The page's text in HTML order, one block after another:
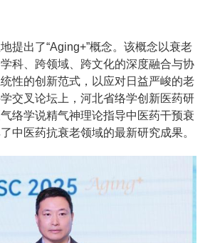
出了“Aging+”概念。该概念以衰老
科、跨领域、跨文化的深度融合与协
性的创新范式，以应对日益严峻的老
交叉论坛上，河北省络学创新医药研
络学说精气神理论指导中医药干预衰
中医药抗衰老领域的最新研究成果。